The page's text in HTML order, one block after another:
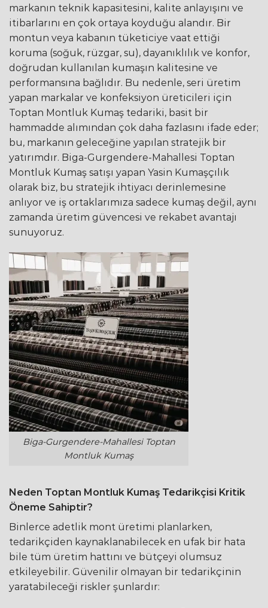
markanın teknik kapasitesini, kalite anlayışını ve
itibarlarını en çok ortaya koyduğu alandır. Bir
montun veya kabanın tüketiciye vaat ettiği
koruma (soğuk, rüzgar, su), dayanıklılık ve konfor,
doğrudan kullanılan kumaşın kalitesine ve
performansına bağlıdır. Bu nedenle, seri üretim
yapan markalar ve konfeksiyon üreticileri için
Toptan Montluk Kumaş tedariki, basit bir
hammadde alımından çok daha fazlasını ifade eder;
bu, markanın geleceğine yapılan stratejik bir
yatırımdır. Biga-Gurgendere-Mahallesi Toptan
Montluk Kumaş satışı yapan Yasin Kumaşçılık
olarak biz, bu stratejik ihtiyacı derinlemesine
anlıyor ve iş ortaklarımıza sadece kumaş değil, aynı
zamanda üretim güvencesi ve rekabet avantajı
sunuyoruz.
Biga-Gurgendere-Mahallesi Toptan
Montluk Kumaş
Neden Toptan Montluk Kumaş Tedarikçisi Kritik
Öneme Sahiptir?
Binlerce adetlik mont üretimi planlarken,
tedarikçiden kaynaklanabilecek en ufak bir hata
bile tüm üretim hattını ve bütçeyi olumsuz
etkileyebilir. Güvenilir olmayan bir tedarikçinin
yaratabileceği riskler şunlardır: